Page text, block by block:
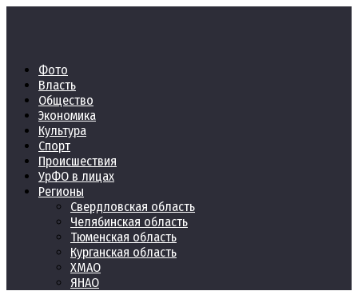
Фото
Власть
Общество
Экономика
Культура
Спорт
Происшествия
УрФО в лицах
Регионы
Свердловская область
Челябинская область
Тюменская область
Курганская область
ХМАО
ЯНАО